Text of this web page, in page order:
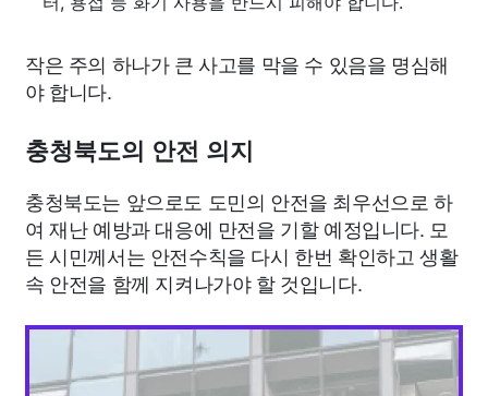
작은 주의 하나가 큰 사고를 막을 수 있음을 명심해
야 합니다.
충청북도의 안전 의지
충청북도는 앞으로도 도민의 안전을 최우선으로 하
여 재난 예방과 대응에 만전을 기할 예정입니다. 모
든 시민께서는 안전수칙을 다시 한번 확인하고 생활
속 안전을 함께 지켜나가야 할 것입니다.